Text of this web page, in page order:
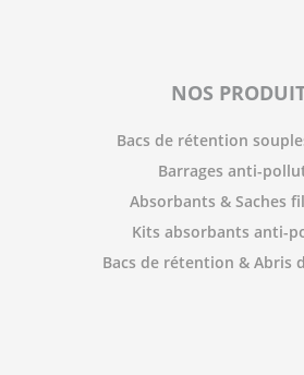
NOS
Bacs de rétention
Barrages anti-
Absorbants & Saches
Kits absorbants anti-
Bacs de rétention & Abris